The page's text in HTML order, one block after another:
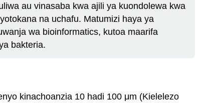
au vinasaba kwa ajili ya kuondolewa kwa
na uchafu. Matumizi haya ya
wa bioinformatics, kutoa maarifa
bakteria.
kinachoanzia 10 hadi 100 μm (Kielelezo